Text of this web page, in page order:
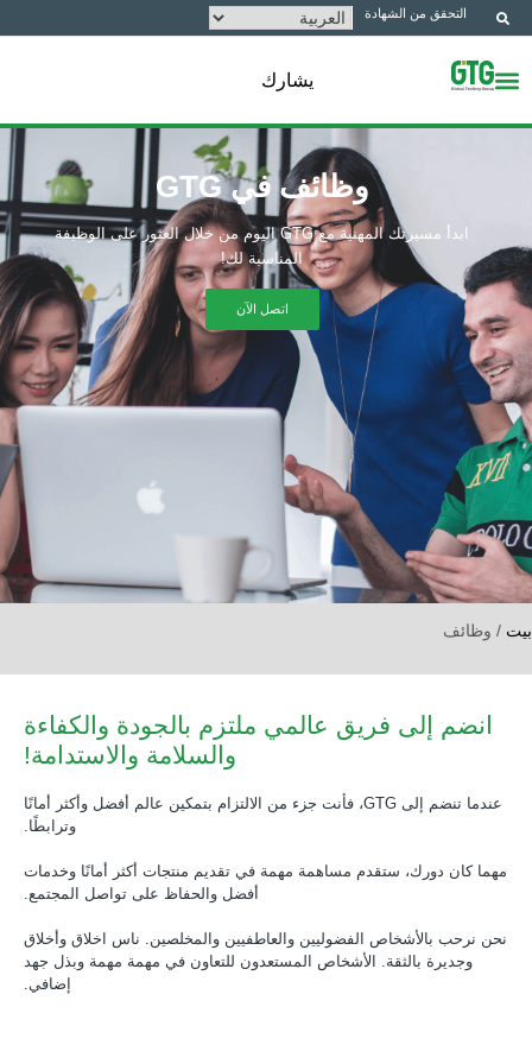
التحقق من الشهادة
يشارك
وظائف في GTG
ابدأ مسيرتك المهنية مع GTG اليوم من خلال العثور على الوظيفة
المناسبة لك!
اتصل الآن
بيت / وظائف
انضم إلى فريق عالمي ملتزم بالجودة والكفاءة
والسلامة والاستدامة!
عندما تنضم إلى GTG، فأنت جزء من الالتزام بتمكين عالم أفضل وأكثر أمانًا
وترابطًا.
مهما كان دورك، ستقدم مساهمة مهمة في تقديم منتجات أكثر أمانًا وخدمات
أفضل والحفاظ على تواصل المجتمع.
نحن نرحب بالأشخاص الفضوليين والعاطفيين والمخلصين. ناس اخلاق وأخلاق
وجديرة بالثقة. الأشخاص المستعدون للتعاون في مهمة مهمة وبذل جهد
إضافي.